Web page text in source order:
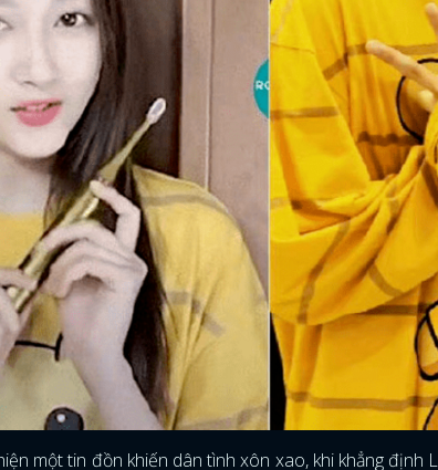
một tin đồn khiến dân tình xôn xao, khi khẳng định